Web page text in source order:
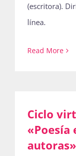
(escritora).
línea.
Read More
Ciclo
«Poesía
autoras»